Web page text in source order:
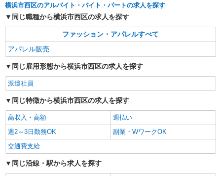
キープ
横浜市西区のアルバイト・バイト・パートの求人を探す
同じ職種から横浜市西区の求人を探す
ファッション・アパレルすべて
アパレル販売
同じ雇用形態から横浜市西区の求人を探す
派遣社員
同じ特徴から横浜市西区の求人を探す
高収入・高額
週払い
週2～3日勤務OK
副業・WワークOK
交通費支給
同じ沿線・駅から求人を探す